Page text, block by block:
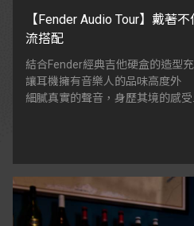
【Fender Audio Tour】戴著
流搭配
結合Fender經典吉他硬盒的造型
讓耳機擁有音樂人的品味高度外
細膩真實的聲音，身歷其境的感受